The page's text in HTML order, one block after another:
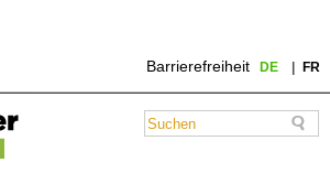
Barrierefreiheit DE FR